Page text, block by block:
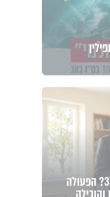
מה הסיכוי להתחתן בגיל 37? הפעולה